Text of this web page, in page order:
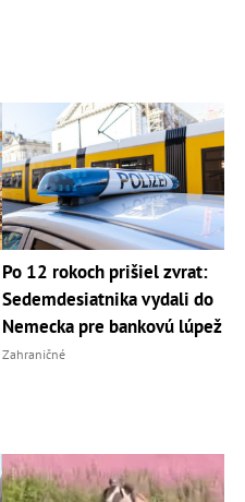
Po 12 rokoch prišiel zvrat:
Sedemdesiatnika vydali do
Nemecka pre bankovú lúpež
Zahraničné